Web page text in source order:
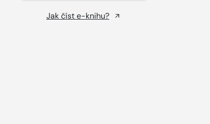
Jak číst e-knihu?